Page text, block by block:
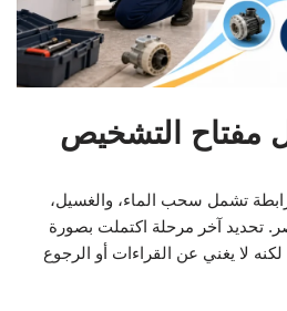
مفتاح التشخيص
تشمل سحب الماء، والغسيل،
تحديد آخر مرحلة اكتملت بصورة
لا يغني عن القراءات أو الرجوع